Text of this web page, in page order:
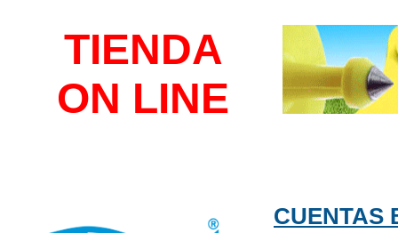
TIENDA
ON LINE
CUENTAS